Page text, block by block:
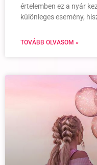
értelemben ez a nyár
különleges esemény,
TOVÁBB OLVASOM »